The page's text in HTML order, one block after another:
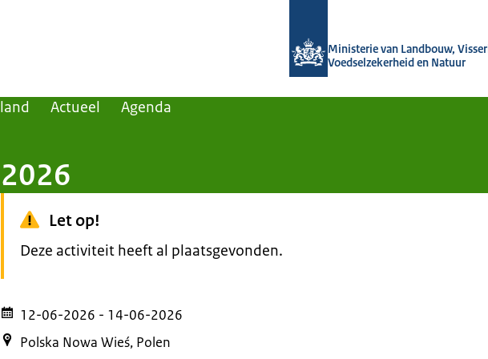
Ministerie van Landbouw,
Voedselzekerheid en Natuur
Actueel Agenda
Let op!
Deze activiteit heeft al plaatsgevonden.
12-06-2026 - 14-06-2026
Polska Nowa Wieś, Polen